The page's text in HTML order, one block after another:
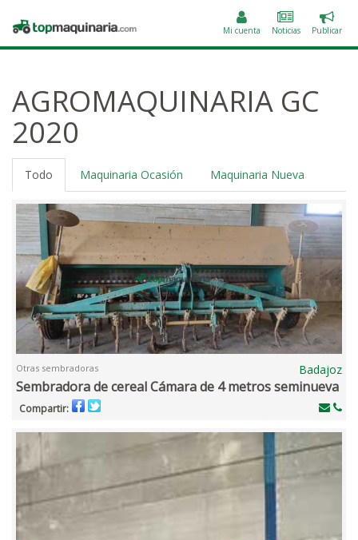
Topmaquinaria.com Mi cuenta Noticias
un
Publicar
AGROMAQUINARIA GC
2020
Todo Maquinaria Ocasión Maquinaria Nueva
Otras sembradoras Badajoz
Sembradora de cereal Cámara de 4 metros seminueva
Compartir: